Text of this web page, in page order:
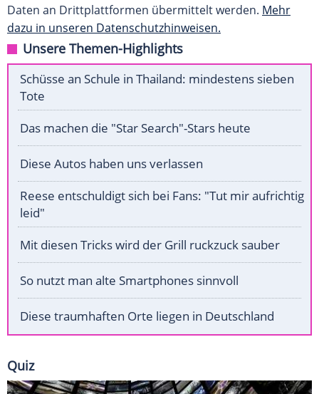
Daten an Drittplattformen übermittelt werden. Mehr
dazu in unseren Datenschutzhinweisen.
Unsere Themen-Highlights
Schüsse an Schule in Thailand: mindestens sieben
Tote
Das machen die "Star Search"-Stars heute
Diese Autos haben uns verlassen
Reese entschuldigt sich bei Fans: "Tut mir aufrichtig
leid"
Mit diesen Tricks wird der Grill ruckzuck sauber
So nutzt man alte Smartphones sinnvoll
Diese traumhaften Orte liegen in Deutschland
Quiz